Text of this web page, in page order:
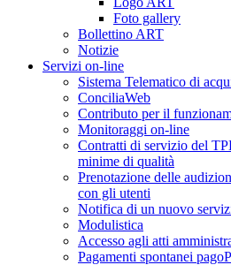
Foto gallery
Bollettino ART
Notizie
Servizi on-line
Sistema Telematico di
ConciliaWeb
Contributo per il
Monitoraggi on-line
Contratti di servizio del
minime di qualità
Prenotazione delle
con gli utenti
Notifica di un nuovo
Modulistica
Accesso agli atti
Pagamenti spontanei